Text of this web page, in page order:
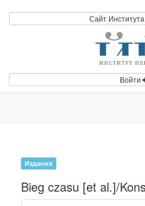
Сайт
Войти
Издания
Bieg czasu [et al.]/